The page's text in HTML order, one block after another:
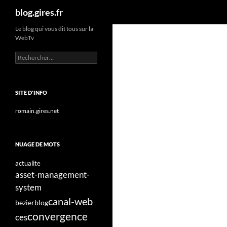
Aller
contenu
blog.gires.fr
Le blog qui vous dit tous sur la
WebTv
Rechercher :
SITE D'INFO
romain.gires.net
NUAGE DE MOTS
actualite
asset-management-
system
bezierblogcanal-web
cesconvergence